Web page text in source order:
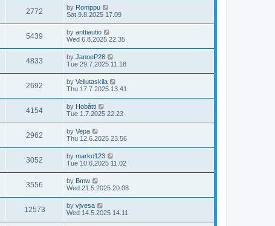
2772 by Romppu
Sat 9.8.2025 17.09
5439 by anttiautio
Wed 6.8.2025 22.35
4833 by JanneP28
Tue 29.7.2025 11.18
2692 by Vellutaskila
Thu 17.7.2025 13.41
4154 by Hobåtti
Tue 1.7.2025 22.23
2962 by Vepa
Thu 12.6.2025 23.56
3052 by marko123
Tue 10.6.2025 11.02
3556 by Bmw
Wed 21.5.2025 20.08
12573 by vjvesa
Wed 14.5.2025 14.11